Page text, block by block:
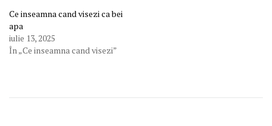
Ce inseamna cand visezi ca bei
apa
iulie 13, 2025
În „Ce inseamna cand visezi”